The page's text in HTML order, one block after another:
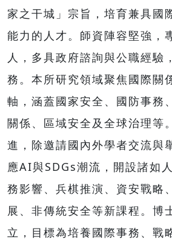
家之干城」宗旨，培育兼具國
能力的人才。師資陣容堅強，
人，多具政府諮詢與公職經驗
務。本所研究領域聚焦國際關
軸，涵蓋國家安全、國防事務
關係、區域安全及全球治理等
進，除邀請國內外學者交流與
應AI與SDGs潮流，開設諸如
務影響、兵棋推演、資安戰略
展、非傳統安全等新課程。博
立，目標為培養國際事務、戰